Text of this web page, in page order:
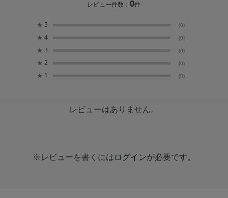
レビュー件数：0件
★ 5 (0)
★ 4 (0)
★ 3 (0)
★ 2 (0)
★ 1 (0)
レビューはありません。
※レビューを書くには ログインが必要です。